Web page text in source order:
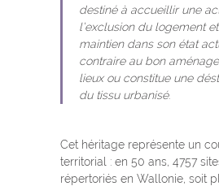
destiné à accueillir une
l’exclusion du logement
maintien dans son état
contraire au bon
lieux ou constitue une
du tissu urbanisé.
Cet héritage représente un
territorial : en 50 ans, 4757
répertoriés en Wallonie, soit